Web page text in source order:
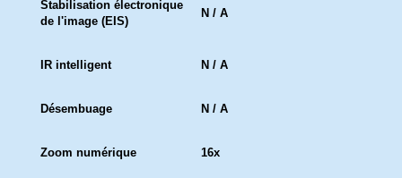
Stabilisation électronique
de l'image (EIS)
N / A
IR intelligent N / A
Désembuage N / A
Zoom numérique 16x